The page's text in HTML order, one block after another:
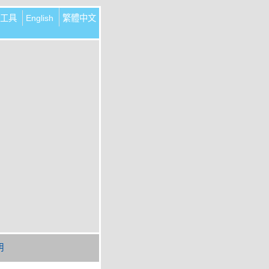
工具 English 繁體中文